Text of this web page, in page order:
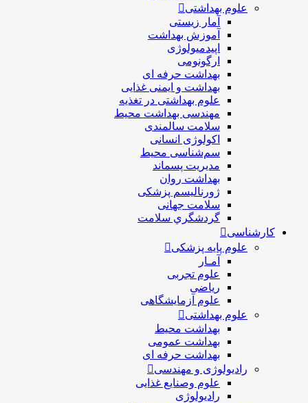
علوم بهداشتی
آمار زیستی
آموزش بهداشت
اپیدمیولوژی
ارگونومی
بهداشت حرفه ای
بهداشت و ایمنی غذایی
علوم بهداشتی در تغذیه
مهندسی بهداشت محيط
سلامت سالمندی
اکولوژی انسانی
سم‌شناسی محیط
مدیریت پسماند
بهداشت روان
ژورنالیسم پزشکی
سلامت جهانی
گردشگري سلامت
کارشناسی
علوم پایه پزشکی
آمـار
علوم تجربی
ریاضی
علوم آزمایشگاهی
علوم بهداشتی
بهداشت محیط
بهداشت عمومی
بهداشت حرفه ای
رادیولوژی و مهندسی
علوم وصنایع غذایی
رادیولوژی